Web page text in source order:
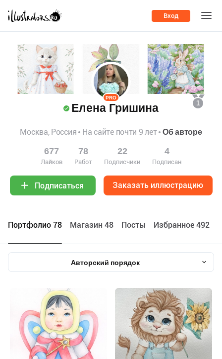
Вход
1
PRO
Елена Гришина
Москва, Россия На сайте почти 9 лет Об авторе
677
Лайков
78
Работ
22
Подписчики
4
Подписан
Подписаться Заказать иллюстрацию
Портфолио 78 Maгазин 48 Посты Избранное 492
Авторский порядок